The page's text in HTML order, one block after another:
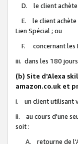
D. le client achète
E. le client achète
Lien Spécial ; ou
F. concernant les
iii. dans les 180
(b) Site d'Alexa
amazon.co.uk et
i. un client utilisant
ii. au cours d'une
soit :
A. retourne de